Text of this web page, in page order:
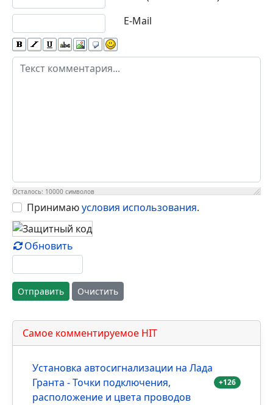
E-Mail
Осталось: 10000 символов
Принимаюусловия использования.
Обновить
Отправить Очистить
Самое комментируемое HIT
Установка автосигнализации на Лада
Гранта - Точки подключения,
расположение и цвета проводов
+126